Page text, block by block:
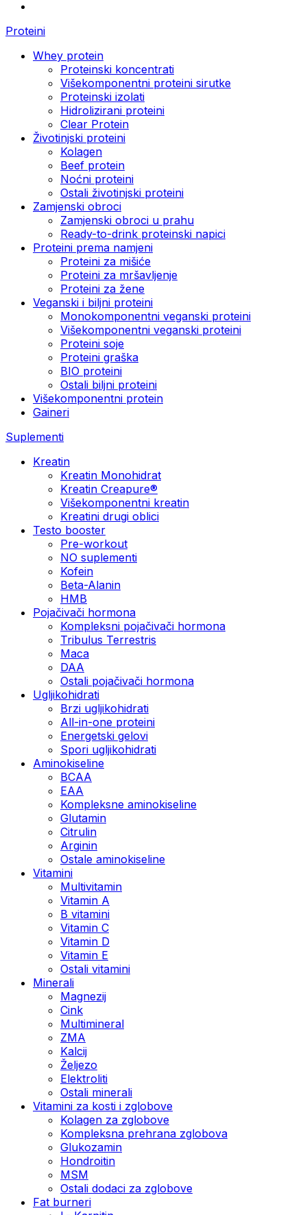
Proteini
Whey protein
Proteinski koncentrati
Višekomponentni proteini sirutke
Proteinski izolati
Hidrolizirani proteini
Clear Protein
Životinjski proteini
Kolagen
Beef protein
Noćni proteini
Ostali životinjski proteini
Zamjenski obroci
Zamjenski obroci u prahu
Ready-to-drink proteinski napici
Proteini prema namjeni
Proteini za mišiće
Proteini za mršavljenje
Proteini za žene
Veganski i biljni proteini
Monokomponentni veganski proteini
Višekomponentni veganski proteini
Proteini soje
Proteini graška
BIO proteini
Ostali biljni proteini
Višekomponentni protein
Gaineri
Suplementi
Kreatin
Kreatin Monohidrat
Kreatin Creapure®
Višekomponentni kreatin
Kreatini drugi oblici
Testo booster
Pre-workout
NO suplementi
Kofein
Beta-Alanin
HMB
Pojačivači hormona
Kompleksni pojačivači hormona
Tribulus Terrestris
Maca
DAA
Ostali pojačivači hormona
Ugljikohidrati
Brzi ugljikohidrati
All-in-one proteini
Energetski gelovi
Spori ugljikohidrati
Aminokiseline
BCAA
EAA
Kompleksne aminokiseline
Glutamin
Citrulin
Arginin
Ostale aminokiseline
Vitamini
Multivitamin
Vitamin A
B vitamini
Vitamin C
Vitamin D
Vitamin E
Ostali vitamini
Minerali
Magnezij
Cink
Multimineral
ZMA
Kalcij
Željezo
Elektroliti
Ostali minerali
Vitamini za kosti i zglobove
Kolagen za zglobove
Kompleksna prehrana zglobova
Glukozamin
Hondroitin
MSM
Ostali dodaci za zglobove
Fat burneri